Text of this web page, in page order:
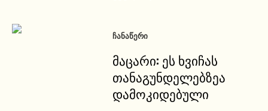
ᲩᲐᲜᲐᲬᲔᲠᲘ
მაცარი: ეს ხვიჩას
თანაგუნდელებზეა
დამოკიდებული